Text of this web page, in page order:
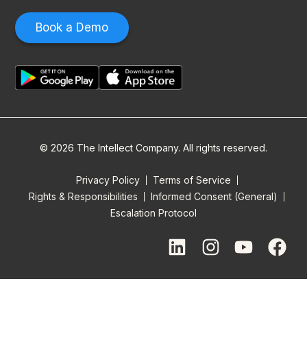
Book a Demo
© 2026 The Intellect Company. All rights reserved.
Privacy Policy
Terms of Service
Rights & Responsibilities
Informed Consent (General)
Escalation Protocol